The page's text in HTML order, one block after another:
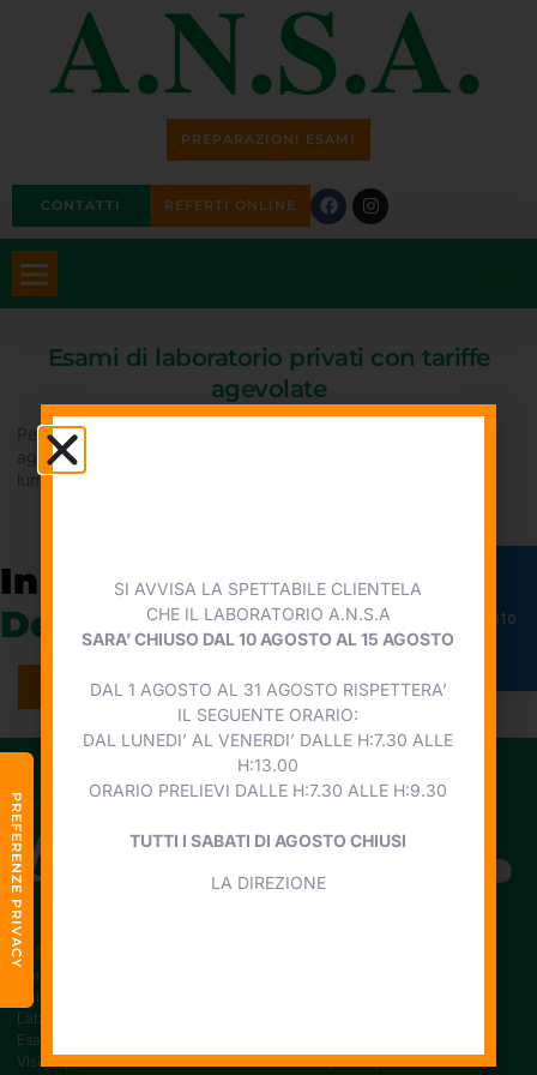
appuntamento
PREPARAZIONI ESAMI
CONTATTI REFERTI ONLINE
Esami di laboratorio privati con tariffe
agevolate
Per esami di laboratorio eseguiti privatamente con tariffe
agevolate si passa in ordine d’arrivo senza prenotazione, dal
lunedì al venerdì 7.30-9.30 il sabato 7.30-9.00.
In collaborazione conPunto
DeGa
VISITA IL SITO
Laboratorio Privato di Analisi Cliniche
Informazioni
Home
Chi siamo
Laboratorio analisi
Esami strumentali
Visite specialistiche
SI AVVISA LA SPETTABILE CLIENTELA
CHE IL LABORATORIO A.N.S.A
SARA’ CHIUSO DAL 10 AGOSTO AL 15 AGOSTO
DAL 1 AGOSTO AL 31 AGOSTO RISPETTERA’
IL SEGUENTE ORARIO:
DAL LUNEDI’ AL VENERDI’ DALLE H:7.30 ALLE
H:13.00
ORARIO PRELIEVI DALLE H:7.30 ALLE H:9.30
TUTTI I SABATI DI AGOSTO CHIUSI
LA DIREZIONE